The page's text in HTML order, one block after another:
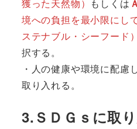
獲った天然物） もしくは
境への負担を最小限にし
ステナブル・シーフード
択する。
・人の健康や環境に配慮
取り入れる。
3.ＳＤＧｓに取